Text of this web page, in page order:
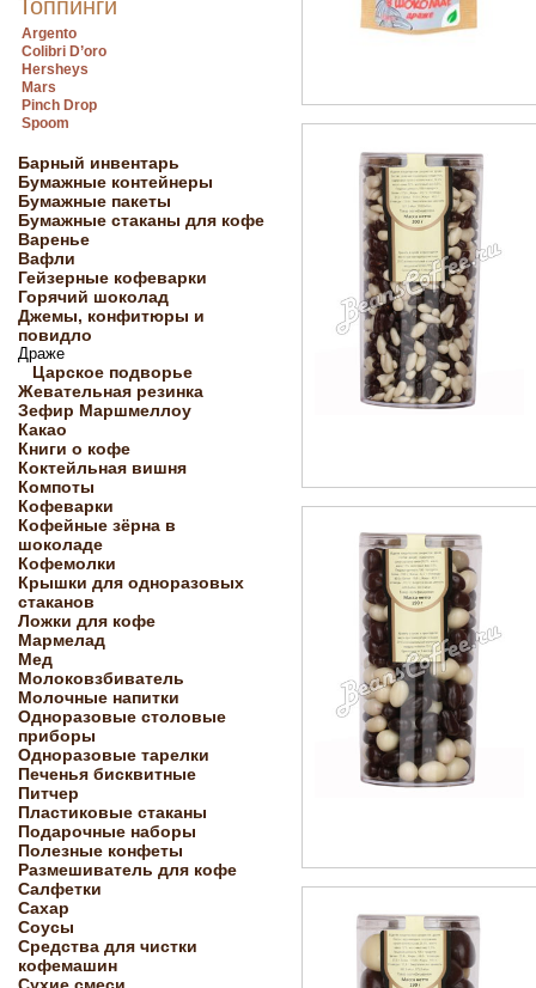
Топпинги
Argento
Colibri D’oro
Hersheys
Mars
Pinch Drop
Spoom
Барный инвентарь
Бумажные контейнеры
Бумажные пакеты
Бумажные стаканы для кофе
Варенье
Вафли
Гейзерные кофеварки
Горячий шоколад
Джемы, конфитюры и
повидло
Драже
Царское подворье
Жевательная резинка
Зефир Маршмеллоу
Какао
Книги о кофе
Коктейльная вишня
Компоты
Кофеварки
Кофейные зёрна в
шоколаде
Кофемолки
Крышки для одноразовых
стаканов
Ложки для кофе
Мармелад
Мед
Молоковзбиватель
Молочные напитки
Одноразовые столовые
приборы
Одноразовые тарелки
Печенья бисквитные
Питчер
Пластиковые стаканы
Подарочные наборы
Полезные конфеты
Размешиватель для кофе
Салфетки
Сахар
Соусы
Средства для чистки
кофемашин